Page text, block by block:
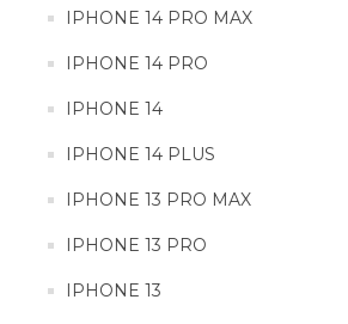
IPHONE 14 PRO MAX
IPHONE 14 PRO
IPHONE 14
IPHONE 14 PLUS
IPHONE 13 PRO MAX
IPHONE 13 PRO
IPHONE 13
IPHONE 14 PRO
IPHONE 14
IPHONE 13 PRO MAX
IPHONE 13 PRO